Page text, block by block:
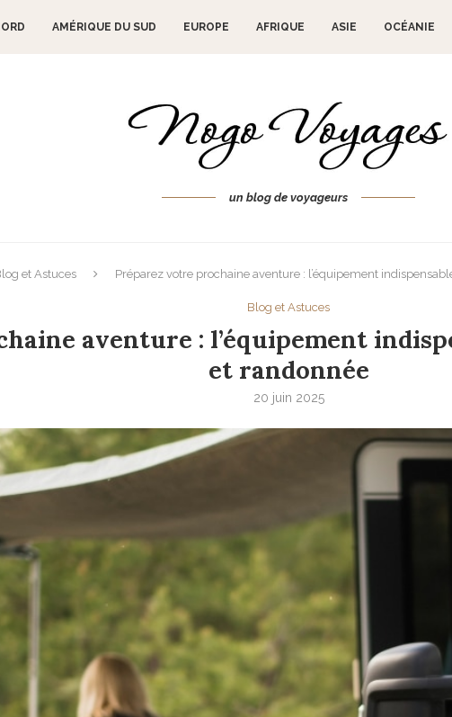
AMÉRIQUE DU SUD EUROPE AFRIQUE ASIE OCÉANIE
un blog de voyageurs
et Astuces Préparez votre prochaine aventure : l’équipement
Blog et Astuces
aventure : l’équipement
et randonnée
20 juin 2025